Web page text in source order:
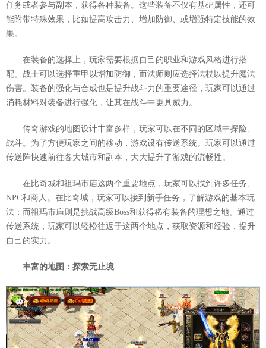
任务或者参与副本，获得各种装备。这些装备不仅有基础属性，还可
能附带特殊效果，比如提高攻击力、增加防御、或增强特定技能的效
果。
在装备的选择上，玩家需要根据自己的职业和游戏风格进行搭
配。战士可以选择重甲以增加防御，而法师则应选择法杖以提升魔法
伤害。装备的强化与合成也是提升战斗力的重要途径，玩家可以通过
消耗材料对装备进行强化，让其在战斗中更具威力。
传奇游戏的地图设计丰富多样，玩家可以在不同的区域中探险、
战斗。为了方便玩家之间的移动，游戏设有传送系统。玩家可以通过
传送阵快速前往各大城市和副本，大大提升了游戏的流畅性。
在比奇城和祖玛市庙这两个重要地点，玩家可以找到许多任务、
NPC和商人。在比奇城，玩家可以接到新手任务，了解游戏的基本玩
法；而祖玛市庙则是挑战高级Boss和获得稀有装备的理想之地。通过
传送系统，玩家可以轻松往返于这两个地点，获取资源和经验，提升
自己的实力。
丰富的地图：探索无止境